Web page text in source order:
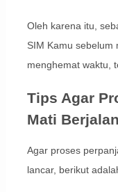
Oleh karena itu,
SIM Kamu sebelum
menghemat waktu,
Tips Agar
Mati
Agar proses
lancar, berikut